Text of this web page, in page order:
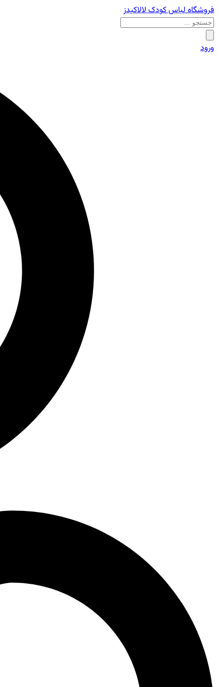
فروشگاه لباس کودک لالاکیدز
ورود